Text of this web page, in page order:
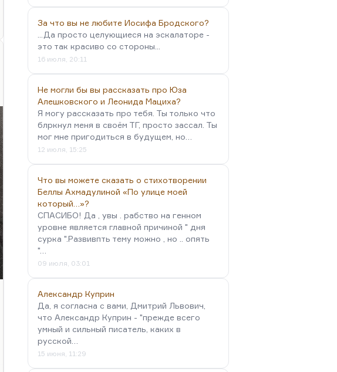
За что вы не любите Иосифа Бродского?
...Да просто целующиеся на эскалаторе -
это так красиво со стороны...
16 июля, 20:11
Не могли бы вы рассказать про Юза
Алешковского и Леонида Мациха?
Я могу рассказать про тебя. Ты только что
блркнул меня в своём ТГ, просто зассал. Ты
мог мне пригодиться в будущем, но…
12 июля, 15:25
Что вы можете сказать о стихотворении
Беллы Ахмадулиной «По улице моей
который…»?
СПАСИБО! Да , увы . рабство на генном
уровне является главной причиной " дня
сурка ".Развивпть тему можно , но .. опять
"…
09 июля, 03:01
Александр Куприн
Да, я согласна с вами, Дмитрий Львович,
что Александр Куприн - "прежде всего
умный и сильный писатель, каких в
русской…
15 июня, 11:29